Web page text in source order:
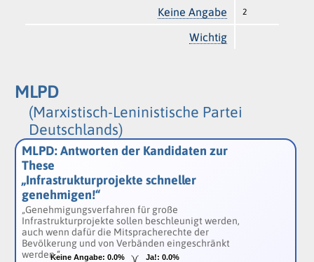
Keine Angabe 2
Wichtig
MLPD
(Marxistisch-Leninistische Partei
Deutschlands)
Ja!: 0.0%
Ja!: 0.0%
Keine Angabe: 0.0%
Keine Angabe: 0.0%
MLPD: Antworten der Kandidaten zur
These
„Infrastrukturprojekte schneller
genehmigen!“
„Genehmigungsverfahren für große
Infrastrukturprojekte sollen beschleunigt werden,
auch wenn dafür die Mitspracherechte der
Bevölkerung und von Verbänden eingeschränkt
werden.“